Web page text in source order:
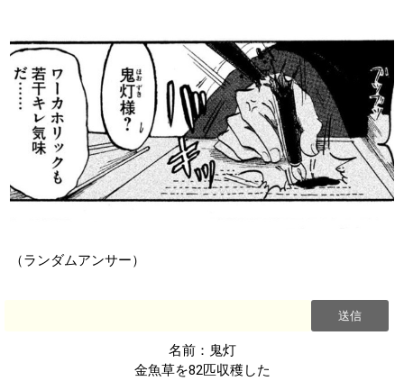
（ランダムアンサー）
名前：鬼灯
金魚草を82匹収穫した